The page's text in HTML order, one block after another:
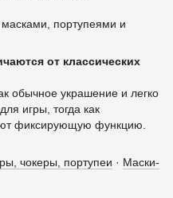
портупеями и
от классических
обычное украшение и легко
игры, тогда как
фиксирующую функцию.
чокеры, портупеи · Маски-